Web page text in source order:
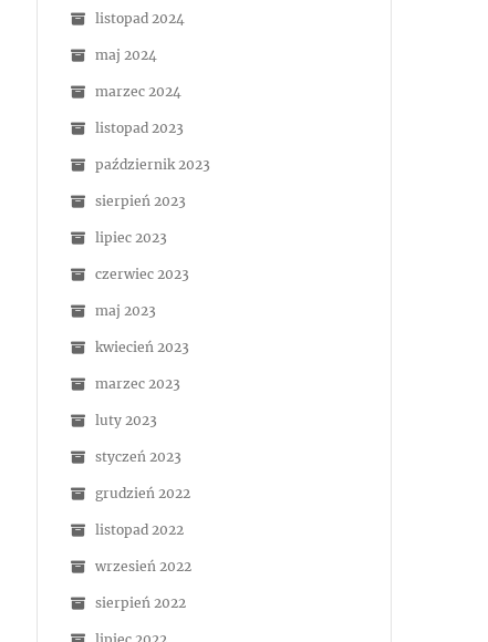
listopad 2024
maj 2024
marzec 2024
listopad 2023
październik 2023
sierpień 2023
lipiec 2023
czerwiec 2023
maj 2023
kwiecień 2023
marzec 2023
luty 2023
styczeń 2023
grudzień 2022
listopad 2022
wrzesień 2022
sierpień 2022